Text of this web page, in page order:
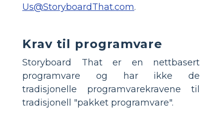
Us@StoryboardThat.com.
Krav til programvare
Storyboard That er en nettbasert
programvare og har ikke de
tradisjonelle programvarekravene til
tradisjonell "pakket programvare".